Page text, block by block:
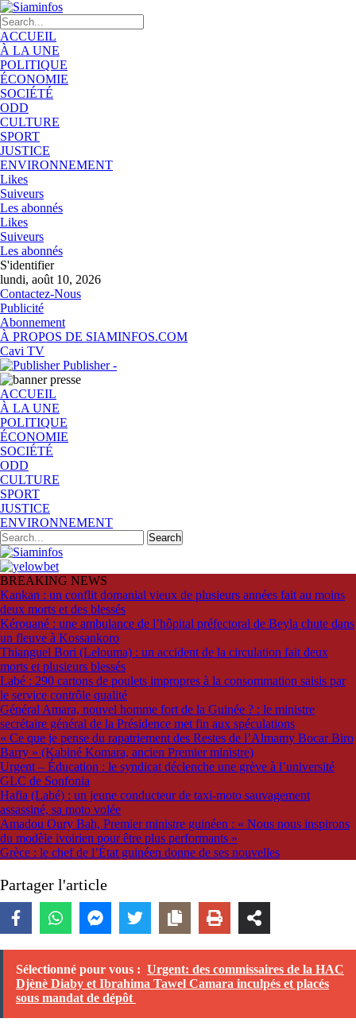
ACCUEIL
À LA UNE
POLITIQUE
ÉCONOMIE
SOCIÉTÉ
ODD
CULTURE
SPORT
JUSTICE
ENVIRONNEMENT
Likes
Suiveurs
Les abonnés
Likes
Suiveurs
Les abonnés
S'identifier
lundi, août 10, 2026
Contactez-Nous
Publicité
Abonnement
À PROPOS DE SIAMINFOS.COM
Cavi TV
Publisher -
ACCUEIL
À LA UNE
POLITIQUE
ÉCONOMIE
SOCIÉTÉ
ODD
CULTURE
SPORT
JUSTICE
ENVIRONNEMENT
BREAKING NEWS
Kankan : un conflit domanial vieux de plusieurs années fait au moins
deux morts et des blessés
Kérouané : une ambulance de l’hôpital préfectoral de Beyla chute dans
un fleuve à Kossankoro
Thianguel Bori (Lelouma) : un accident de la circulation fait deux
morts et plusieurs blessés
Labé : 290 cartons de poulets impropres à la consommation saisis par
le service contrôle qualité
Général Amara, nouvel homme fort de la Guinée ? : le ministre
secrétaire général de la Présidence met fin aux spéculations
« Ce que je pense du rapatriement des Restes de l’Almamy Bocar Biro
Barry » (Kabiné Komara, ancien Premier ministre)
Urgent – Éducation : le syndicat déclenche une grève à l’université
GLC de Sonfonia
Hafia (Labé) : un jeune conducteur de taxi-moto sauvagement
assassiné, sa moto volée
Amadou Oury Bah, Premier ministre guinéen : « Nous nous inspirons
du modèle ivoirien pour être plus performants »
Grèce : le chef de l’État guinéen donne de ses nouvelles
Partager l'article
Sélectionné pour vous : Urgent: des commissaires de la HAC
Djènè Diaby et Ibrahima Tawel Camara inculpés et placés
sous mandat de dépôt